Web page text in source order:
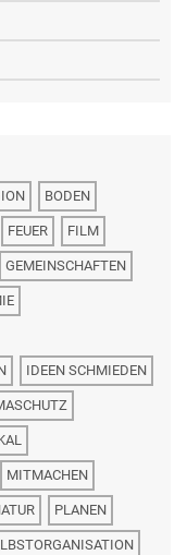
BODEN
FEUER FILM
GEMEINSCHAFTEN
IDEEN SCHMIEDEN
MITMACHEN
PLANEN